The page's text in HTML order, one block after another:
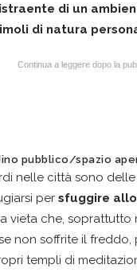
di un
di natura
Continua a leggere dopo la
pubblico/spazio
nelle città sono
per sfuggire
vieta che, soprattutto
non soffrite il freddo,
templi di